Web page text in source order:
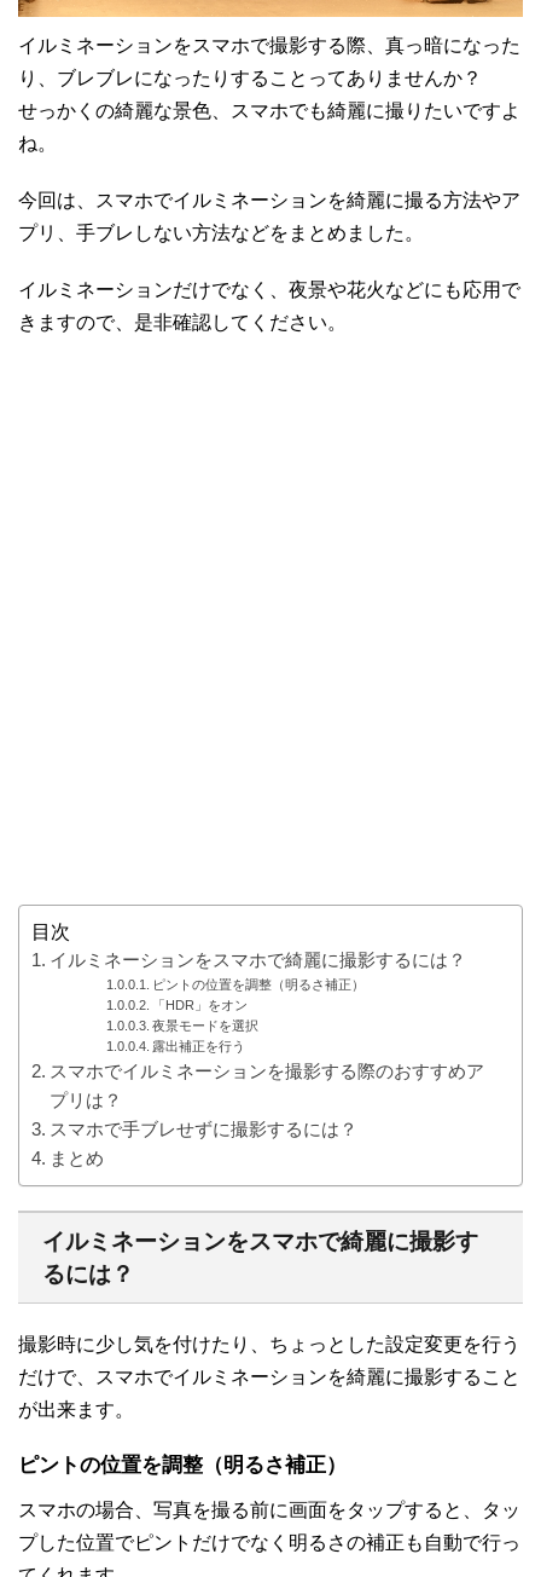
イルミネーションをスマホで撮影する際、真っ暗になった
り、ブレブレになったりすることってありませんか？
せっかくの綺麗な景色、スマホでも綺麗に撮りたいですよ
ね。
今回は、スマホでイルミネーションを綺麗に撮る方法やア
プリ、手ブレしない方法などをまとめました。
イルミネーションだけでなく、夜景や花火などにも応用で
きますので、是非確認してください。
目次
イルミネーションをスマホで綺麗に撮影するには？
ピントの位置を調整（明るさ補正）
「HDR」をオン
夜景モードを選択
露出補正を行う
スマホでイルミネーションを撮影する際のおすすめア
プリは？
スマホで手ブレせずに撮影するには？
まとめ
イルミネーションをスマホで綺麗に撮影す
るには？
撮影時に少し気を付けたり、ちょっとした設定変更を行う
だけで、スマホでイルミネーションを綺麗に撮影すること
が出来ます。
ピントの位置を調整（明るさ補正）
スマホの場合、写真を撮る前に画面をタップすると、タッ
プした位置でピントだけでなく明るさの補正も自動で行っ